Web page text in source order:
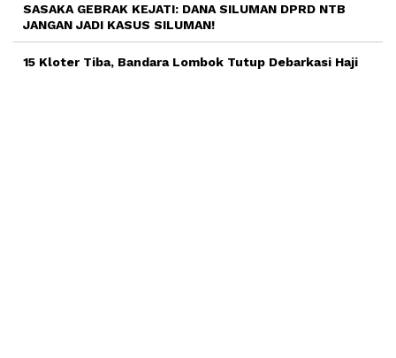
SASAKA GEBRAK KEJATI: DANA SILUMAN DPRD NTB
JANGAN JADI KASUS SILUMAN!
15 Kloter Tiba, Bandara Lombok Tutup Debarkasi Haji